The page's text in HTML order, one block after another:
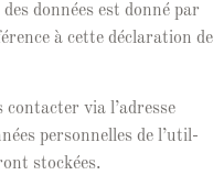
don­nées est don­né par
à cette déc­la­ra­tion de
via l’adresse
per­son­nelles de l’u­til­
stockées.